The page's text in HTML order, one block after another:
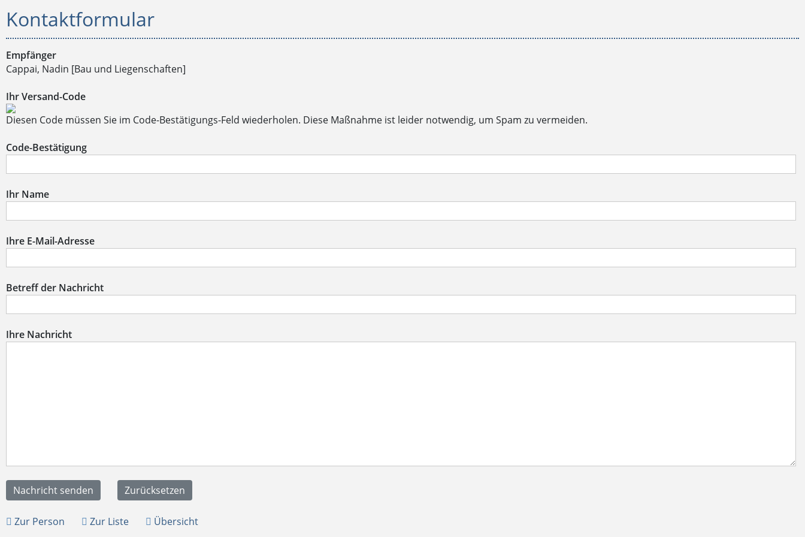
Kontaktformular
Empfänger
Cappai, Nadin [Bau und Liegenschaften]
Ihr Versand-Code
Diesen Code müssen Sie im Code-Bestätigungs-Feld wiederholen. Diese Maßnahme ist leider notwendig, um Spam zu vermeiden.
Code-Bestätigung
Ihr Name
Ihre E-Mail-Adresse
Betreff der Nachricht
Ihre Nachricht
Zur Person Zur Liste Übersicht